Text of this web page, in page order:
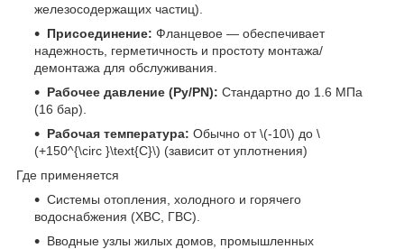
железосодержащих частиц).
Присоединение: Фланцевое — обеспечивает
надежность, герметичность и простоту монтажа/
демонтажа для обслуживания.
Рабочее давление (Ру/PN): Стандартно до 1.6 МПа
(16 бар).
Рабочая температура: Обычно от \(-10\) до \
(+150^{\circ }\text{C}\) (зависит от уплотнения)
Где применяется
Системы отопления, холодного и горячего
водоснабжения (ХВС, ГВС).
Вводные узлы жилых домов, промышленных